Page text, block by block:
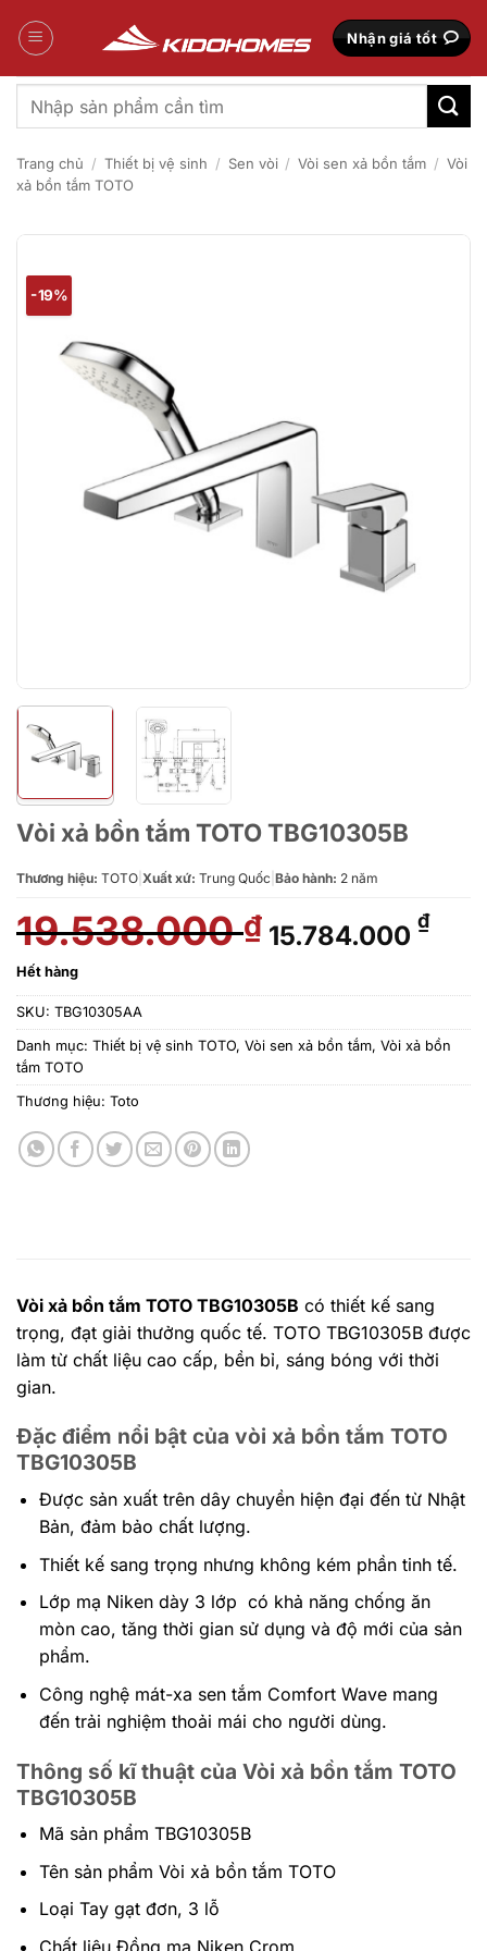
qua
Nhận giá tốt
Tìm
kiếm:
Trang chủ / Thiết bị vệ sinh / Sen vòi / Vòi sen xả bồn tắm / Vòi
xả bồn tắm TOTO
-19%
Vòi xả bồn tắm TOTO TBG10305B
Thương hiệu: TOTO Xuất xứ: Trung Quốc Bảo hành: 2 năm
19.538.000₫ Giá
gốc
19.538.000 ₫.
15.784.000 ₫Giá
là:
Hết hàng
SKU: TBG10305AA
Danh mục: Thiết bị vệ sinh TOTO, Vòi sen xả bồn tắm, Vòi xả bồn
tắm TOTO
Thương hiệu: Toto
Vòi xả bồn tắm TOTO TBG10305B có thiết kế sang
trọng, đạt giải thưởng quốc tế. TOTO TBG10305B được
làm từ chất liệu cao cấp, bền bỉ, sáng bóng với thời
gian.
Đặc điểm nổi bật của vòi xả bồn tắm TOTO
TBG10305B
Được sản xuất trên dây chuyền hiện đại đến từ Nhật
Bản, đảm bảo chất lượng.
Thiết kế sang trọng nhưng không kém phần tinh tế.
Lớp mạ Niken dày 3 lớp có khả năng chống ăn
mòn cao, tăng thời gian sử dụng và độ mới của sản
phẩm.
Công nghệ mát-xa sen tắm Comfort Wave mang
đến trải nghiệm thoải mái cho người dùng.
Thông số kĩ thuật của Vòi xả bồn tắm TOTO
TBG10305B
Mã sản phẩm TBG10305B
Tên sản phẩm Vòi xả bồn tắm TOTO
Loại Tay gạt đơn, 3 lỗ
Chất liệu Đồng mạ Niken Crom